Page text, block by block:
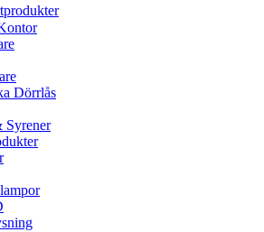
Dörrlås
Syrener